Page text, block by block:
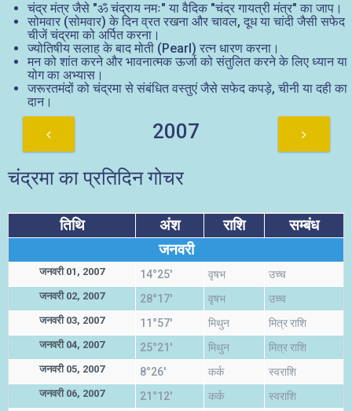
चंद्र मंत्र जैसे "ॐ चंद्राय नमः" या वैदिक "चंद्र गायत्री मंत्र" का जाप।
सोमवार (सोमवार) के दिन व्रत रखना और चावल, दूध या चांदी जैसी सफेद
चीजें चंद्रमा को अर्पित करना।
ज्योतिषीय सलाह के बाद मोती (Pearl) रत्न धारण करना।
मन को शांत करने और भावनात्मक ऊर्जा को संतुलित करने के लिए ध्यान या
योग का अभ्यास।
जरूरतमंदों को चंद्रमा से संबंधित वस्तुएं जैसे सफेद कपड़े, चीनी या दही का
दान।
2007
चंद्रमा का प्रतिदिन गोचर
तिथि अंश राशि
सम्बंध
जनवरी
जनवरी 01, 2007 14°25' वृषभ उच्च
जनवरी 02, 2007 28°17' वृषभ उच्च
जनवरी 03, 2007 11°57' मिथुन मित्र राशि
जनवरी 04, 2007 25°21' मिथुन मित्र राशि
जनवरी 05, 2007 8°26' कर्क स्वराशि
जनवरी 06, 2007 21°12' कर्क स्वराशि